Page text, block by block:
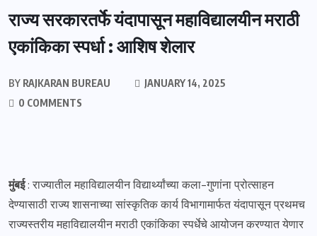
राज्य सरकारतर्फे यंदापासून महाविद्यालयीन मराठी
एकांकिका स्पर्धा : आशिष शेलार
BY RAJKARAN BUREAU
JANUARY 14, 2025
0 COMMENTS
मुंबई: राज्यातील महाविद्यालयीन विद्यार्थ्यांच्या कला-गुणांना प्रोत्साहन
देण्यासाठी राज्य शासनाच्या सांस्कृतिक कार्य विभागामार्फत यंदापासून प्रथमच
राज्यस्तरीय महाविद्यालयीन मराठी एकांकिका स्पर्धेचे आयोजन करण्यात येणार